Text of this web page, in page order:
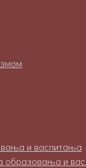
и васпитања
образовања и